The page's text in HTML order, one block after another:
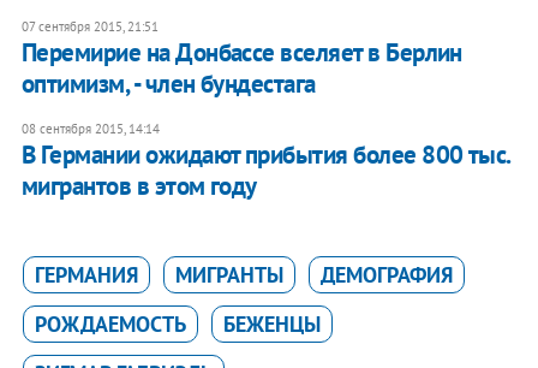
07 сентября 2015, 21:51
Перемирие на Донбассе вселяет в Берлин
оптимизм, - член бундестага
08 сентября 2015, 14:14
​В Германии ожидают прибытия более 800 тыс.
мигрантов в этом году
ГЕРМАНИЯ МИГРАНТЫ
ДЕМОГРАФИЯ
РОЖДАЕМОСТЬ
БЕЖЕНЦЫ